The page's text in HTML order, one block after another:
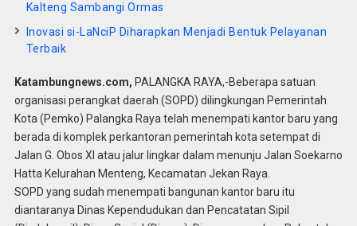
Kalteng Sambangi Ormas
Inovasi si-LaNciP Diharapkan Menjadi Bentuk Pelayanan
Terbaik
Katambungnews.com, PALANGKA RAYA,-Beberapa satuan
organisasi perangkat daerah (SOPD) dilingkungan Pemerintah
Kota (Pemko) Palangka Raya telah menempati kantor baru yang
berada di komplek perkantoran pemerintah kota setempat di
Jalan G. Obos XI atau jalur lingkar dalam menunju Jalan Soekarno
Hatta Kelurahan Menteng, Kecamatan Jekan Raya.
SOPD yang sudah menempati bangunan kantor baru itu
diantaranya Dinas Kependudukan dan Pencatatan Sipil